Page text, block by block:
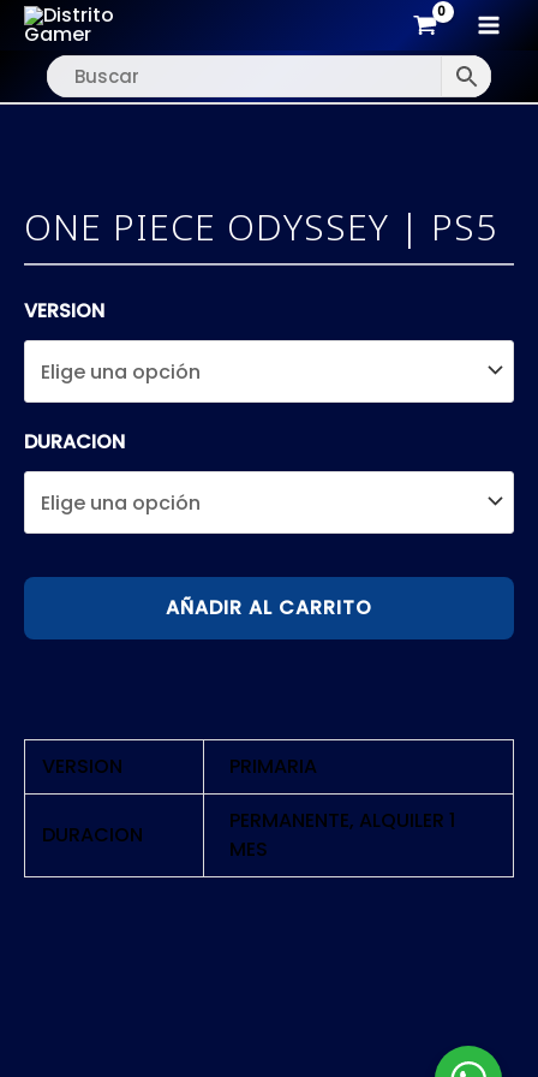
ONE PIECE ODYSSEY | PS5
VERSION
DURACION
ONE
ODYSSEY
cantidad
AÑADIR AL CARRITO
VERSION PRIMARIA
DURACION
PERMANENTE, ALQUILER 1
MES